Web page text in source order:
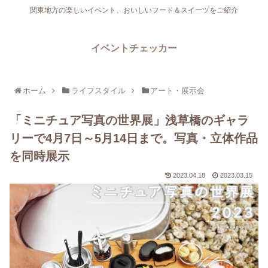
関東地方の楽しいイベント、おいしいフード＆スイーツをご紹介
イベントチェッカー
ホーム ライフスタイル アート・展示会
「ミニチュア写真の世界展」浅草橋のギャラ
リーで4月7日～5月14日まで。写真・立体作品
を同時展示
2023.04.18 2023.03.15